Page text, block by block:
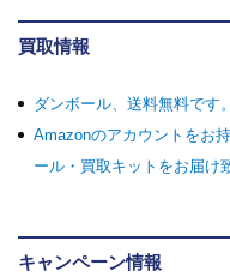
買取情報
ダンボール、送料無料です
Amazonのアカウントをお
ール・買取キットをお届け
キャンペーン情報